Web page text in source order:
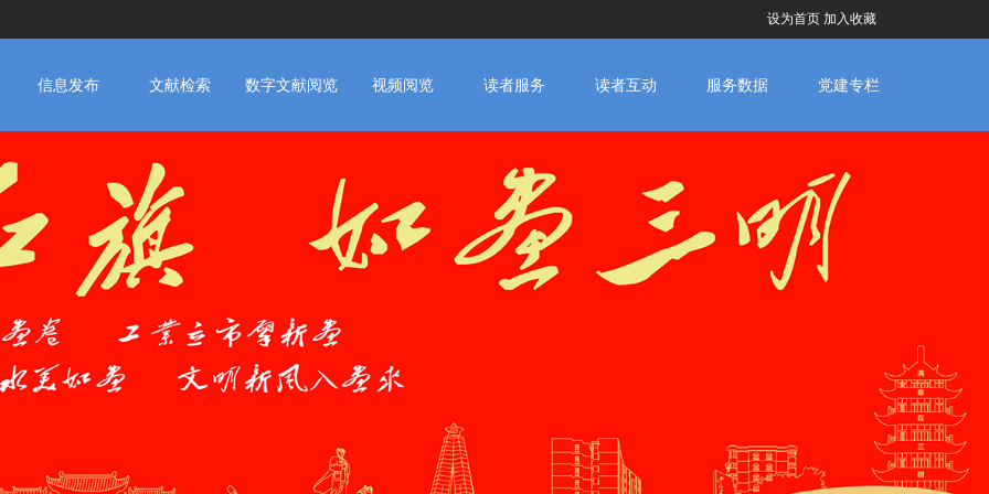
设为首页 加入收藏
信息发布 文献检索 数字文献阅览 视频阅览 读者服务 读者互动 服务数据 党建专栏